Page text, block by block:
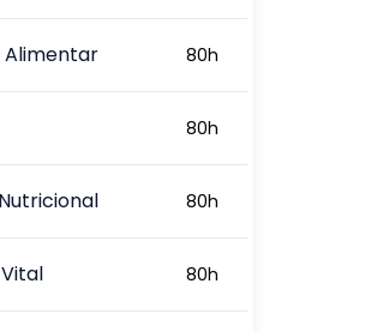
Alimentar 80h
80h
80h
80h